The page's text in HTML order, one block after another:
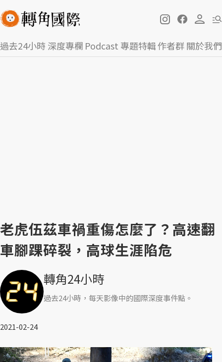
過去24小時深度專欄 Podcast 專題特輯作者群關於我們
老虎伍茲車禍重傷怎麼了？高速翻
車腳踝碎裂，高球生涯陷危
轉角24小時
過去24小時，每天影像中的國際深度事件點。
2021-02-24